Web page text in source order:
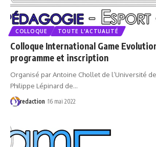
COLLOQUE TOUTE L'ACTUALITÉ
Colloque International Game
programme et inscription
Organisé par Antoine Chollet de l’Université
Philippe Lépinard de…
redaction 16 mai 2022